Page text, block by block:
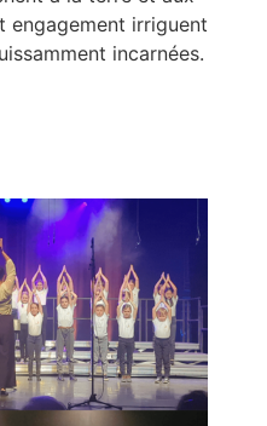
engagement irriguent
incarnées.